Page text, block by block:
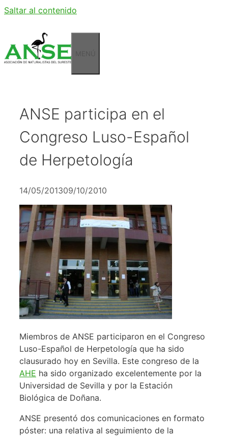
Saltar al contenido
ANSE participa en el
Congreso Luso-Español
de Herpetología
14/05/201309/10/2010
Miembros de ANSE participaron en el Congreso
Luso-Español de Herpetología que ha sido
clausurado hoy en Sevilla. Este congreso de la
AHE ha sido organizado excelentemente por la
Universidad de Sevilla y por la Estación
Biológica de Doñana.
ANSE presentó dos comunicaciones en formato
póster: una relativa al seguimiento de la